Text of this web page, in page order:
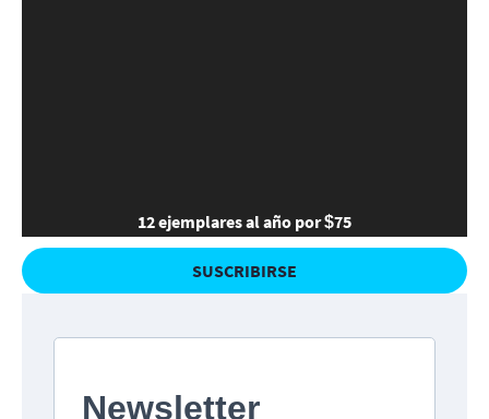
12 ejemplares al año por $75
SUSCRIBIRSE